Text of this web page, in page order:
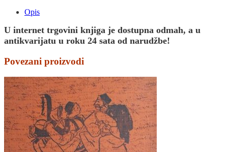
Opis
U internet trgovini knjiga je dostupna odmah, a u
antikvarijatu u roku 24 sata od narudžbe!
Povezani proizvodi